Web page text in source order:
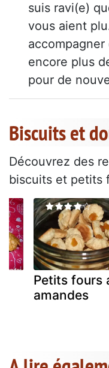
suis ravi(e)
vous aient
encore plus
pour de
Biscuits et
Découvrez des
biscuits et petits
Petits fours
amandes